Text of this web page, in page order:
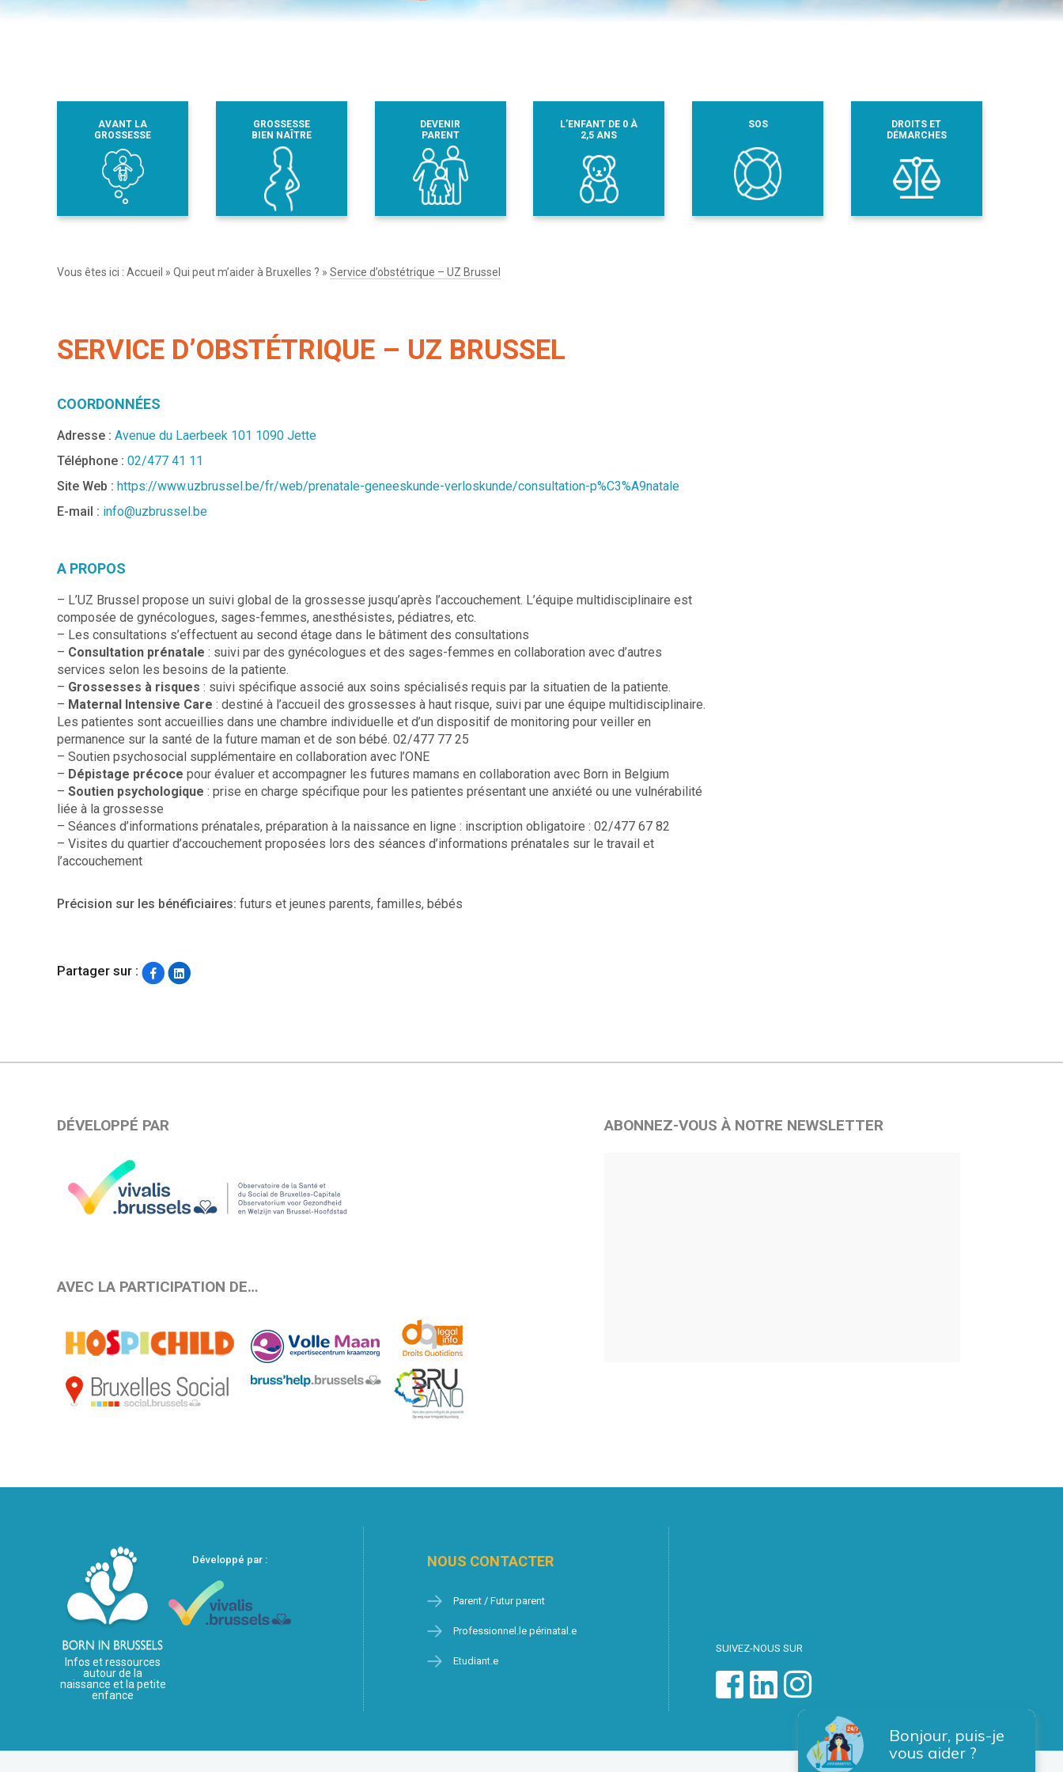
AVANT LA
GROSSESSE
GROSSESSE
BIEN NAÎTRE
DEVENIR
PARENT
L’ENFANT DE 0 À
2,5 ANS
SOS
DROITS ET
DÉMARCHES
Vous êtes ici : Accueil » Qui peut m’aider à Bruxelles ? » Service d’obstétrique – UZ Brussel
SERVICE D’OBSTÉTRIQUE – UZ BRUSSEL
COORDONNÉES
Adresse : Avenue du Laerbeek 101 1090 Jette
Téléphone : 02/477 41 11
Site Web : https://www.uzbrussel.be/fr/web/prenatale-geneeskunde-verloskunde/consultation-p%C3%A9natale
E-mail : info@uzbrussel.be
A PROPOS
– L’UZ Brussel propose un suivi global de la grossesse jusqu’après l’accouchement. L’équipe multidisciplinaire est
composée de gynécologues, sages-femmes, anesthésistes, pédiatres, etc.
– Les consultations s’effectuent au second étage dans le bâtiment des consultations
– Consultation prénatale : suivi par des gynécologues et des sages-femmes en collaboration avec d’autres
services selon les besoins de la patiente.
– Grossesses à risques : suivi spécifique associé aux soins spécialisés requis par la situatien de la patiente.
– Maternal Intensive Care : destiné à l’accueil des grossesses à haut risque, suivi par une équipe multidisciplinaire.
Les patientes sont accueillies dans une chambre individuelle et d’un dispositif de monitoring pour veiller en
permanence sur la santé de la future maman et de son bébé. 02/477 77 25
– Soutien psychosocial supplémentaire en collaboration avec l’ONE
– Dépistage précoce pour évaluer et accompagner les futures mamans en collaboration avec Born in Belgium
– Soutien psychologique : prise en charge spécifique pour les patientes présentant une anxiété ou une vulnérabilité
liée à la grossesse
– Séances d’informations prénatales, préparation à la naissance en ligne : inscription obligatoire : 02/477 67 82
– Visites du quartier d’accouchement proposées lors des séances d’informations prénatales sur le travail et
l’accouchement
Précision sur les bénéficiaires: futurs et jeunes parents, familles, bébés
Partager sur :
DÉVELOPPÉ PAR
AVEC LA PARTICIPATION DE…
ABONNEZ-VOUS À NOTRE NEWSLETTER
Infos et ressources
autour de la
naissance et la petite
enfance
Développé par : NOUS CONTACTER
Parent / Futur parent
Professionnel.le périnatal.e
Etudiant.e
SUIVEZ-NOUS SUR
Bonjour, puis-je
vous aider ?